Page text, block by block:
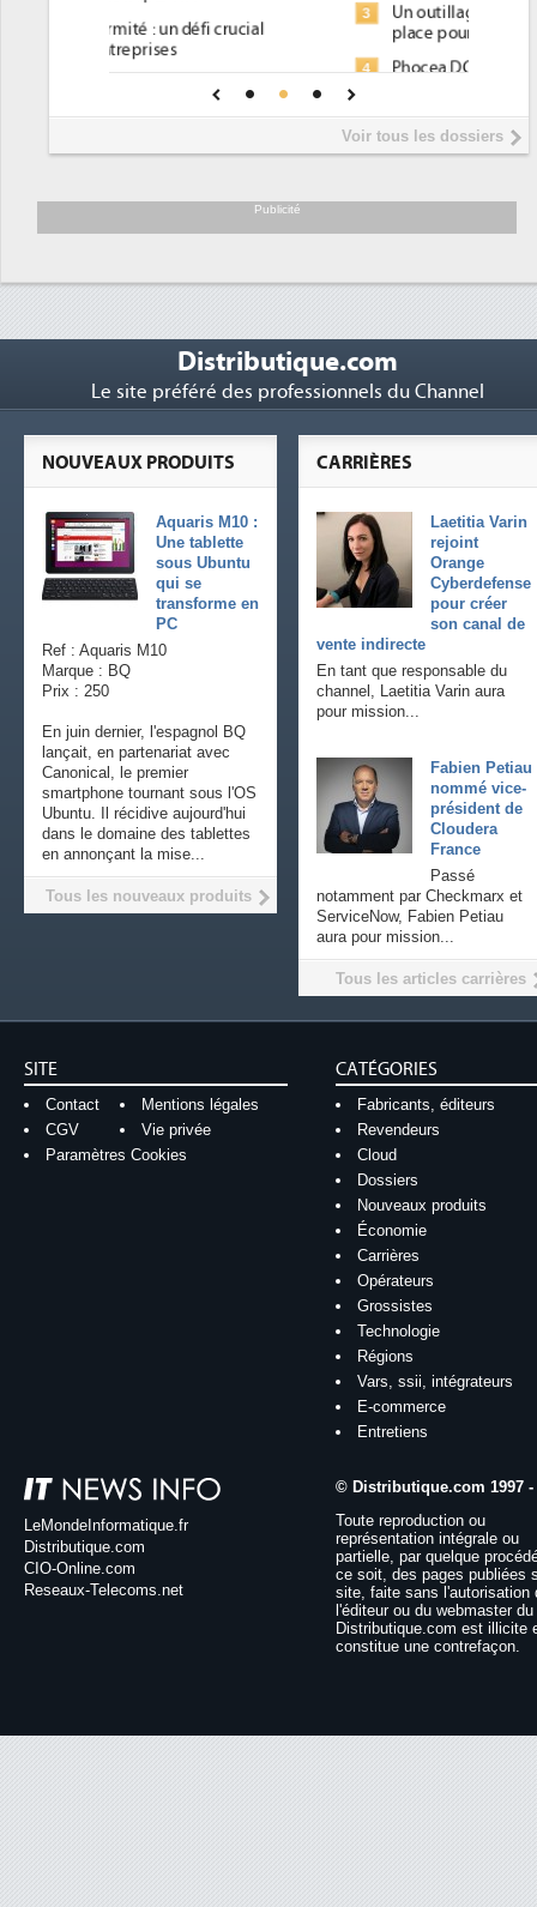
Un outillage et des services déjà en
place pour répondre à...
Phocea DC dans les cordes pour la
Interview de Fabrice Coquio,
président de Digital Realty...
soutient les...
Voir tous les dossiers
Publicité
Distributique.com
Le site préféré des professionnels du Channel
CARRIÈRES
Laetitia Varin
rejoint
Orange
Cyberdefense
pour créer
son canal de
vente indirecte
En tant que responsable du
channel, Laetitia Varin aura
pour mission...
Fabien Petiau
nommé vice-
président de
Cloudera
France
Passé
notamment par Checkmarx et
ServiceNow, Fabien Petiau
aura pour mission...
Tous les articles carrières
NOUVEAUX PRODUITS
Aquaris M10 :
Une tablette
sous Ubuntu
qui se
transforme en
PC
Ref : Aquaris M10
Marque : BQ
Prix : 250
En juin dernier, l'espagnol BQ
lançait, en partenariat avec
Canonical, le premier
smartphone tournant sous l'OS
Ubuntu. Il récidive aujourd'hui
dans le domaine des tablettes
en annonçant la mise...
Tous les nouveaux produits
SITE
Contact
Mentions légales
CGV
Vie privée
Paramètres Cookies
CATÉGORIES
Fabricants, éditeurs
Revendeurs
Cloud
Dossiers
Nouveaux produits
Économie
Carrières
Opérateurs
Grossistes
Technologie
Régions
Vars, ssii, intégrateurs
E-commerce
Entretiens
LeMondeInformatique.fr
Distributique.com
CIO-Online.com
Reseaux-Telecoms.net
© Distributique.com 1997 -
Toute reproduction ou
représentation intégrale ou
partielle, par quelque
ce soit, des pages publiées
site, faite sans l'autorisation
l'éditeur ou du webmaster
Distributique.com est illicite
constitue une contrefaçon.